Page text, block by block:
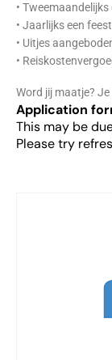
•
• Jaarlijks een
• Uitjes
•
Word jij maatje?
Application
This may be
Please try